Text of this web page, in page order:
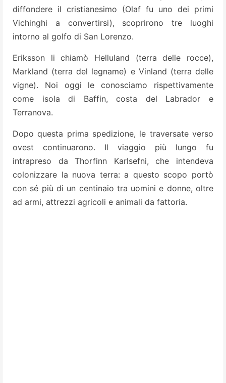
diffondere il cristianesimo (Olaf fu uno dei primi
Vichinghi a convertirsi), scoprirono tre luoghi
intorno al golfo di San Lorenzo.
Eriksson li chiamò Helluland (terra delle rocce),
Markland (terra del legname) e Vinland (terra delle
vigne). Noi oggi le conosciamo rispettivamente
come isola di Baffin, costa del Labrador e
Terranova.
Dopo questa prima spedizione, le traversate verso
ovest continuarono. Il viaggio più lungo fu
intrapreso da Thorfinn Karlsefni, che intendeva
colonizzare la nuova terra: a questo scopo portò
con sé più di un centinaio tra uomini e donne, oltre
ad armi, attrezzi agricoli e animali da fattoria.